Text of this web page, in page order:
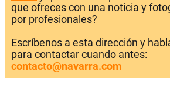
que ofreces con una noticia y
por profesionales?
Escríbenos a esta dirección y
para contactar cuando antes:
contacto@navarra.com